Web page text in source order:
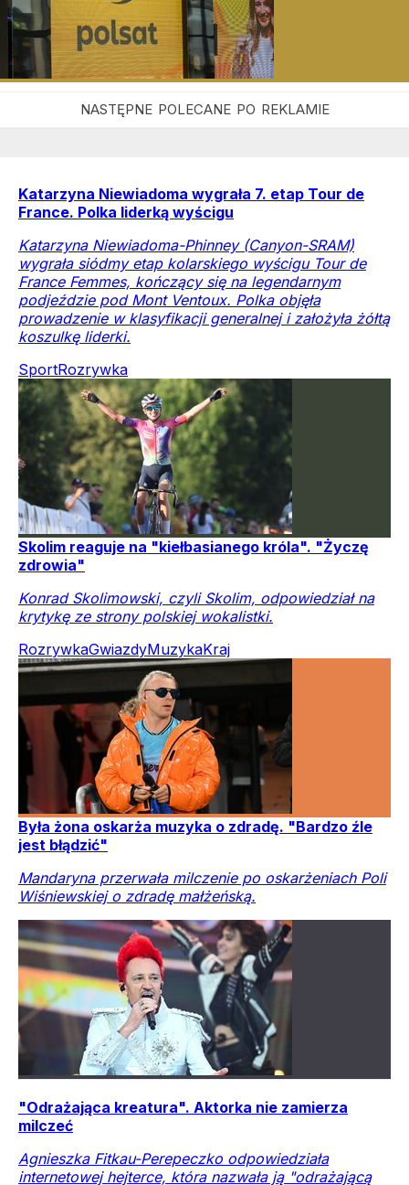
Katarzyna Niewiadoma wygrała 7. etap Tour de
France. Polka liderką wyścigu
Katarzyna Niewiadoma-Phinney (Canyon-SRAM)
wygrała siódmy etap kolarskiego wyścigu Tour de
France Femmes, kończący się na legendarnym
podjeździe pod Mont Ventoux. Polka objęła
prowadzenie w klasyfikacji generalnej i założyła żółtą
koszulkę liderki.
SportRozrywka
Skolim reaguje na "kiełbasianego króla". "Życzę
zdrowia"
Konrad Skolimowski, czyli Skolim, odpowiedział na
krytykę ze strony polskiej wokalistki.
RozrywkaGwiazdyMuzykaKraj
Była żona oskarża muzyka o zdradę. "Bardzo źle
jest błądzić"
Mandaryna przerwała milczenie po oskarżeniach Poli
Wiśniewskiej o zdradę małżeńską.
"Odrażająca kreatura". Aktorka nie zamierza
milczeć
Agnieszka Fitkau-Perepeczko odpowiedziała
internetowej hejterce, która nazwała ją "odrażającą